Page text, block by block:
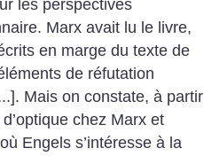
les perspectives
Marx avait lu le livre,
en marge du texte de
de réfutation
Mais on constate, à partir
d’optique chez Marx et
Engels s’intéresse à la